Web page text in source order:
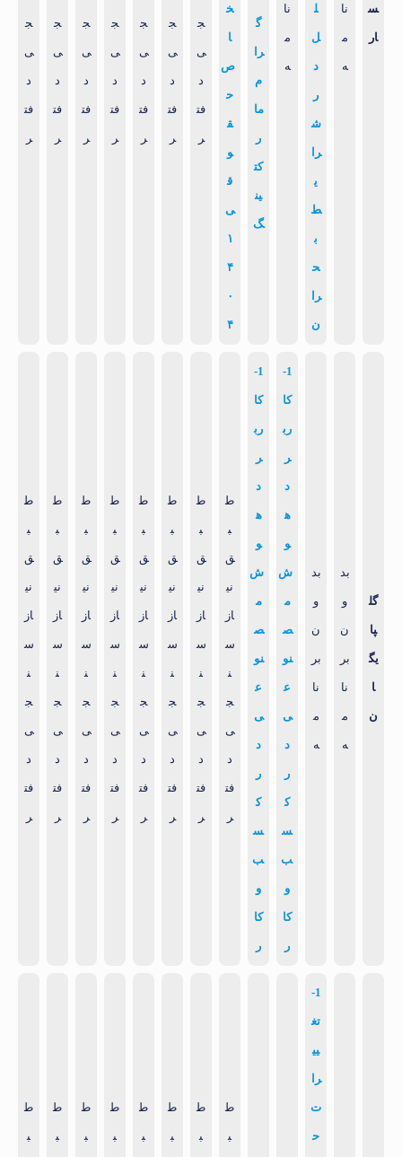
س
ار
نا
م
ه
ل
ل
د
ر
ش
را
ی
ط
ب
ح
را
ن
نا
م
ه
گ
را
م
ما
ر
کت
ین
گ
خ
ا
ص
ح
ق
و
ق
ی
۱
۴
۰
۴
ج
ی
د
فت
ر
ج
ی
د
فت
ر
ج
ی
د
فت
ر
ج
ی
د
فت
ر
ج
ی
د
فت
ر
ج
ی
د
فت
ر
ج
ی
د
فت
ر
گل
پا
یگ
ا
ن
بد
و
ن
بر
نا
م
ه
بد
و
ن
بر
نا
م
ه
1-
کا
رب
ر
د
ه
و
ش
م
ص
نو
ع
ی
د
ر
ک
س
ب
و
کا
ر
1-
کا
رب
ر
د
ه
و
ش
م
ص
نو
ع
ی
د
ر
ک
س
ب
و
کا
ر
ط
ب
ق
نی
از
س
ن
ج
ی
د
فت
ر
ط
ب
ق
نی
از
س
ن
ج
ی
د
فت
ر
ط
ب
ق
نی
از
س
ن
ج
ی
د
فت
ر
ط
ب
ق
نی
از
س
ن
ج
ی
د
فت
ر
ط
ب
ق
نی
از
س
ن
ج
ی
د
فت
ر
ط
ب
ق
نی
از
س
ن
ج
ی
د
فت
ر
ط
ب
ق
نی
از
س
ن
ج
ی
د
فت
ر
ط
ب
ق
نی
از
س
ن
ج
ی
د
فت
ر
1-
تغ
یی
را
ت
ح
ط
ب
ط
ب
ط
ب
ط
ب
ط
ب
ط
ب
ط
ب
ط
ب